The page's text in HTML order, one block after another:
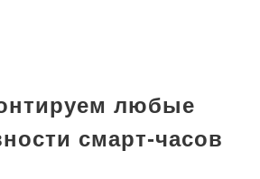
любые
смарт-часов